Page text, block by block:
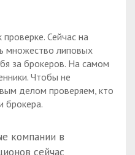
Сейчас на
множество липовых
за брокеров. На самом
Чтобы не
делом проверяем, кто
брокера.
компании в
сейчас